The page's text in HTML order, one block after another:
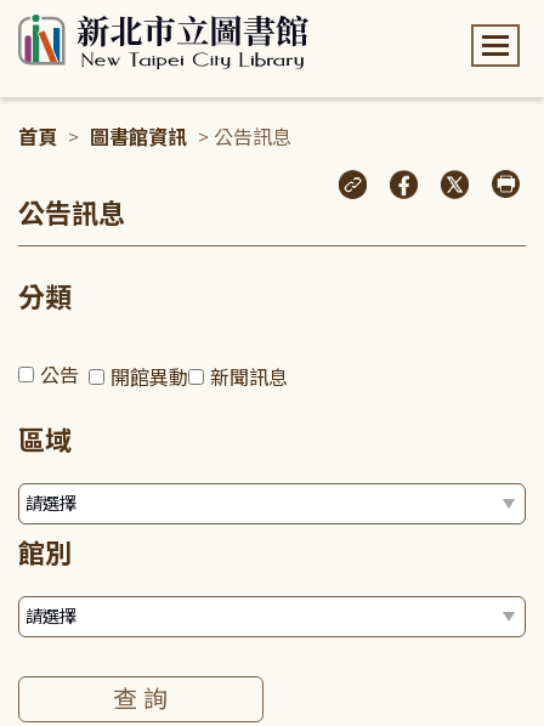
首頁 > 圖書館資訊 > 公告訊息
公告訊息
分類
公告 開館異動 新聞訊息
區域
館別